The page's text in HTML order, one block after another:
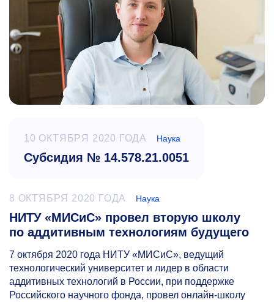
10 ОКТЯБРЯ 2020 ГОДА Наука
Субсидия № 14.578.21.0051
8 ОКТЯБРЯ 2020 ГОДА Наука
НИТУ «МИСиС» провел вторую школу
по аддитивным технологиям будущего
7 октября 2020 года НИТУ «МИСиС», ведущий
технологический университет и лидер в области
аддитивных технологий в России, при поддержке
Российского научного фонда, провел онлайн-школу